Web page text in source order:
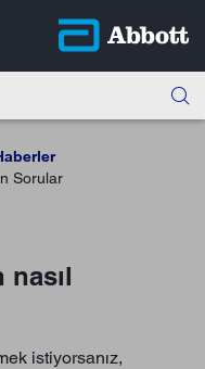
Sorular
nasıl
istiyorsanız,